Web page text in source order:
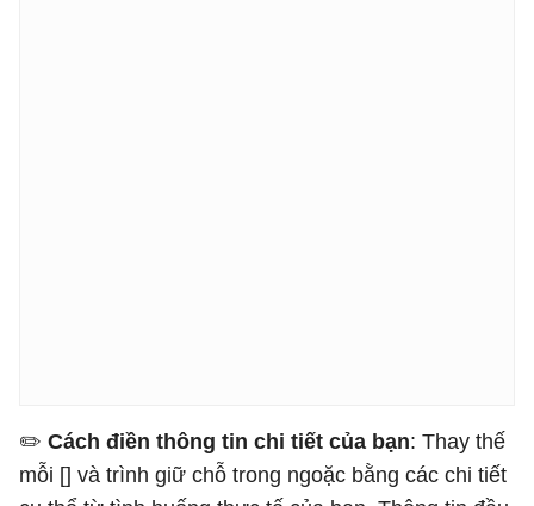
✏️ ​​ Cách điền thông tin chi tiết của bạn: Thay thế
mỗi [] và trình giữ chỗ trong ngoặc bằng các chi tiết